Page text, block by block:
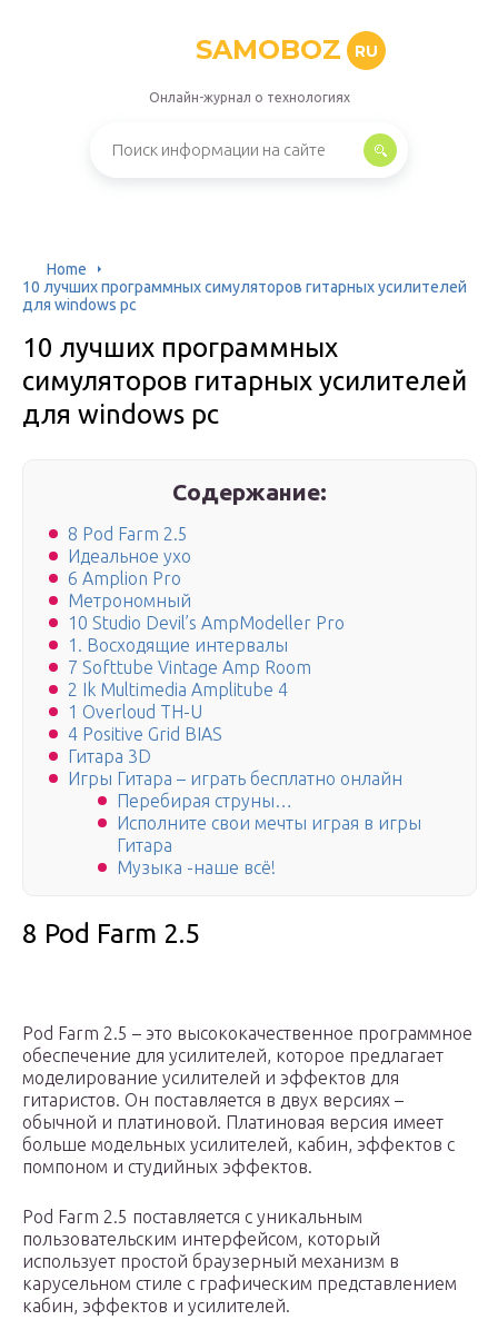
SAMOBOZ RU
Онлайн-журнал о технологиях
Home
10 лучших программных симуляторов гитарных усилителей
для windows pc
10 лучших программных
симуляторов гитарных усилителей
для windows pc
Содержание:
8 Pod Farm 2.5
Идеальное ухо
6 Amplion Pro
Метрономный
10 Studio Devil’s AmpModeller Pro
1. Восходящие интервалы
7 Softtube Vintage Amp Room
2 Ik Multimedia Amplitube 4
1 Overloud TH-U
4 Positive Grid BIAS
Гитара 3D
Игры Гитара – играть бесплатно онлайн
Перебирая струны…
Исполните свои мечты играя в игры
Гитара
Музыка -наше всё!
8 Pod Farm 2.5
Pod Farm 2.5 – это высококачественное программное
обеспечение для усилителей, которое предлагает
моделирование усилителей и эффектов для
гитаристов. Он поставляется в двух версиях –
обычной и платиновой. Платиновая версия имеет
больше модельных усилителей, кабин, эффектов с
помпоном и студийных эффектов.
Pod Farm 2.5 поставляется с уникальным
пользовательским интерфейсом, который
использует простой браузерный механизм в
карусельном стиле с графическим представлением
кабин, эффектов и усилителей.